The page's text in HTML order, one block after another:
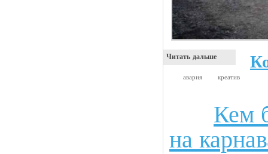
Читать дальше
авария креатив
Кем
на